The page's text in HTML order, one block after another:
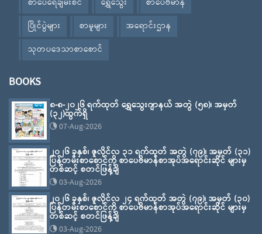
ပြိုင်ပွဲများ
စာမူများ
အရောင်းဌာန
သုတပဒေသာစာစောင်
BOOKS
၈-၈-၂၀၂၆ ရက်ထုတ် ရွှေသွေးဂျာနယ် အတွဲ (၅၈)၊ အမှတ်
(၃၂)ထွက်ရှိ
07-Aug-2026
၂၀၂၆ ခုနှစ်၊ ဇူလိုင်လ ၃၁ ရက်ထုတ် အတွဲ (၇၉)၊ အမှတ် (၃၁)
ပြန်တမ်းစာစောင်ကို စာပေဗိမာန်စာအုပ်အရောင်းဆိုင် များမှ
တစ်ဆင့် စတင်ဖြန့်ချိ
03-Aug-2026
၂၀၂၆ ခုနှစ်၊ ဇူလိုင်လ ၂၄ ရက်ထုတ် အတွဲ (၇၉)၊ အမှတ် (၃၀)
ပြန်တမ်းစာစောင်ကို စာပေဗိမာန်စာအုပ်အရောင်းဆိုင် များမှ
တစ်ဆင့် စတင်ဖြန့်ချိ
03-Aug-2026